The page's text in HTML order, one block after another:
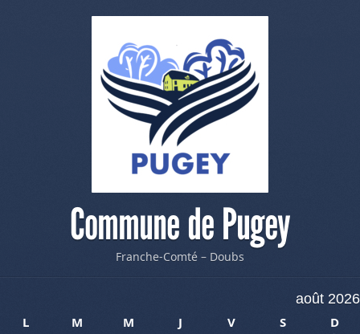
Commune de Pugey
Franche-Comté – Doubs
août 2026
L
M M J V S D